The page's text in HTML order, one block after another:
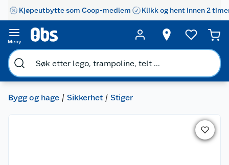
Kjøpeutbytte som Coop-medlem Klikk og hent innen 2
Meny
Bygg og hage Sikkerhet Stiger